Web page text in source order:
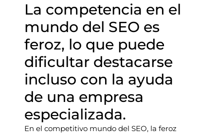
La competencia en el
mundo del SEO es
feroz, lo que puede
dificultar destacarse
incluso con la ayuda
de una empresa
especializada.
En el competitivo mundo del SEO, la feroz